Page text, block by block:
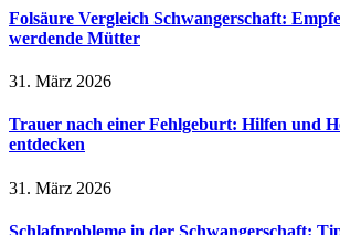
Folsäure Vergleich Schwangerschaft:
werdende Mütter
31. März 2026
Trauer nach einer Fehlgeburt: Hilfen und
entdecken
31. März 2026
Schlafprobleme in der Schwangerschaft: